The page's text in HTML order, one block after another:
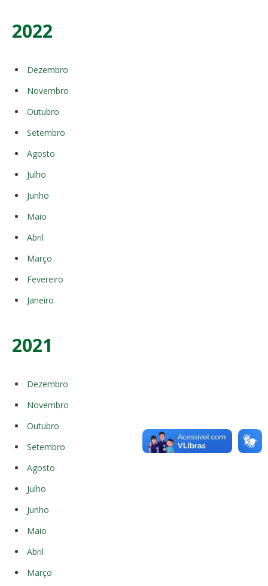
2022
Dezembro
Novembro
Outubro
Setembro
Agosto
Julho
Junho
Maio
Abril
Março
Fevereiro
Janeiro
2021
Dezembro
Novembro
Outubro
Setembro
Agosto
Julho
Junho
Maio
Abril
Março